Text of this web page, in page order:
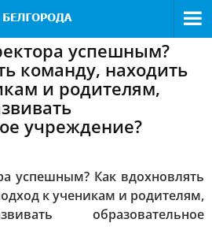
успешным?
команду, находить
и родителям,
учреждение?
успешным? Как вдохновлять
к ученикам и родителям,
образовательное